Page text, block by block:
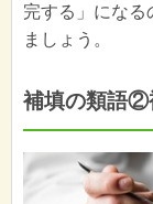
完する」になる
ましょう。
補填の類語②